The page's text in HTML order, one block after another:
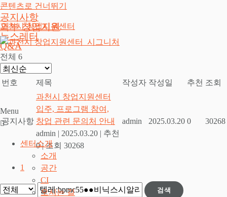
콘텐츠로 건너뛰기
과천시 창업지원센터
Menu
센터소개
소개
공간
CI
오시는 길
공지사항
외부 창업지원
뉴스레터
Q&A
전체 6
번호 제목 작성자 작성일 추천 조회
공지사항
과천시 창업지원센터
입주, 프로그램 참여,
창업 관련 문의처 안내
admin | 2025.03.20 | 추천
0 | 조회 30268
admin 2025.03.20 0 30268
1
검색